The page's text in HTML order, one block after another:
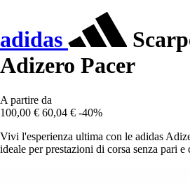
adidas
Adizero Pacer
A partire da
100,00 € 60,04 € -40%
Vivi l'esperienza ultima con le adidas
ideale per prestazioni di corsa senza pari